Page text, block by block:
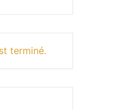
terminé.